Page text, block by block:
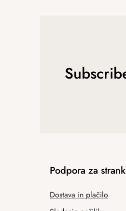
Podpora za
Dostava in plačilo